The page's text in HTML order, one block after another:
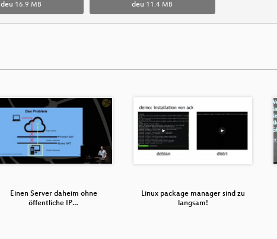
deu 16.9 MB deu 11.4 MB
Einen Server daheim ohne
öffentliche IP…
Linux package manager sind zu
langsam!